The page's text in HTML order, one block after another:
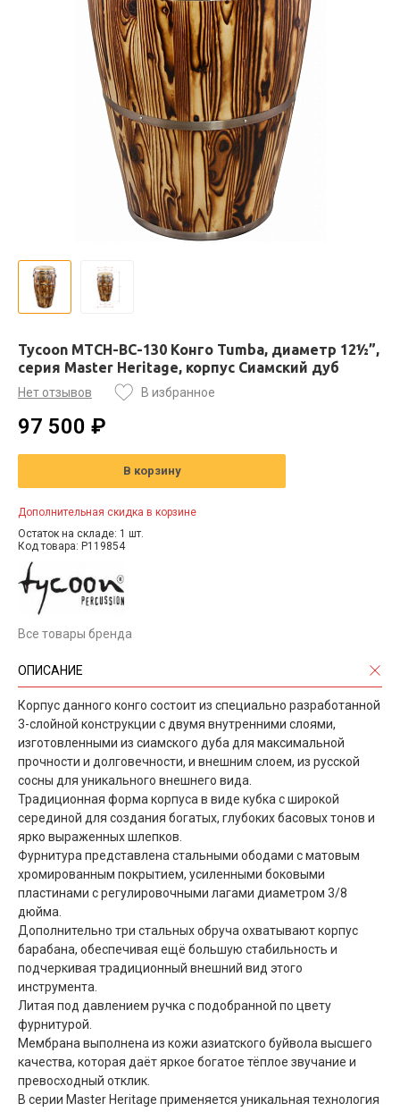
Tycoon MTCH-BC-130 Конго Tumba, диаметр 12½”,
серия Master Heritage, корпус Сиамский дуб
Нет отзывов В избранное
97 500 ₽
В корзину
Дополнительная скидка в корзине
Остаток на складе: 1 шт.
Код товара: P119854
Все товары бренда
ОПИСАНИЕ
Корпус данного конго состоит из специально разработанной
3-слойной конструкции с двумя внутренними слоями,
изготовленными из сиамского дуба для максимальной
прочности и долговечности, и внешним слоем, из русской
сосны для уникального внешнего вида.
Традиционная форма корпуса в виде кубка с широкой
серединой для создания богатых, глубоких басовых тонов и
ярко выраженных шлепков.
Фурнитура представлена стальными ободами с матовым
хромированным покрытием, усиленными боковыми
пластинами с регулировочными лагами диаметром 3/8
дюйма.
Дополнительно три стальных обруча охватывают корпус
барабана, обеспечивая ещё большую стабильность и
подчеркивая традиционный внешний вид этого
инструмента.
Литая под давлением ручка с подобранной по цвету
фурнитурой.
Мембрана выполнена из кожи азиатского буйвола высшего
качества, которая даёт яркое богатое тёплое звучание и
превосходный отклик.
В серии Master Heritage применяется уникальная технология